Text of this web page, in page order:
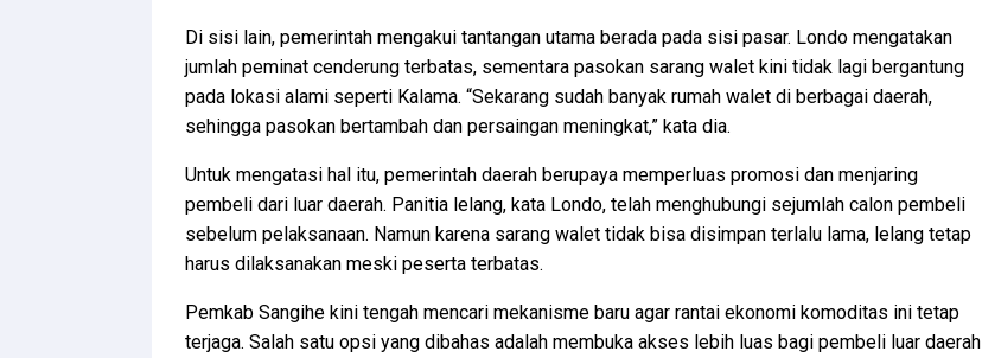
Di sisi lain, pemerintah mengakui tantangan utama berada pada sisi pasar. Londo mengatakan
jumlah peminat cenderung terbatas, sementara pasokan sarang walet kini tidak lagi bergantung
pada lokasi alami seperti Kalama. “Sekarang sudah banyak rumah walet di berbagai daerah,
sehingga pasokan bertambah dan persaingan meningkat,” kata dia.
Untuk mengatasi hal itu, pemerintah daerah berupaya memperluas promosi dan menjaring
pembeli dari luar daerah. Panitia lelang, kata Londo, telah menghubungi sejumlah calon pembeli
sebelum pelaksanaan. Namun karena sarang walet tidak bisa disimpan terlalu lama, lelang tetap
harus dilaksanakan meski peserta terbatas.
Pemkab Sangihe kini tengah mencari mekanisme baru agar rantai ekonomi komoditas ini tetap
terjaga. Salah satu opsi yang dibahas adalah membuka akses lebih luas bagi pembeli luar daerah